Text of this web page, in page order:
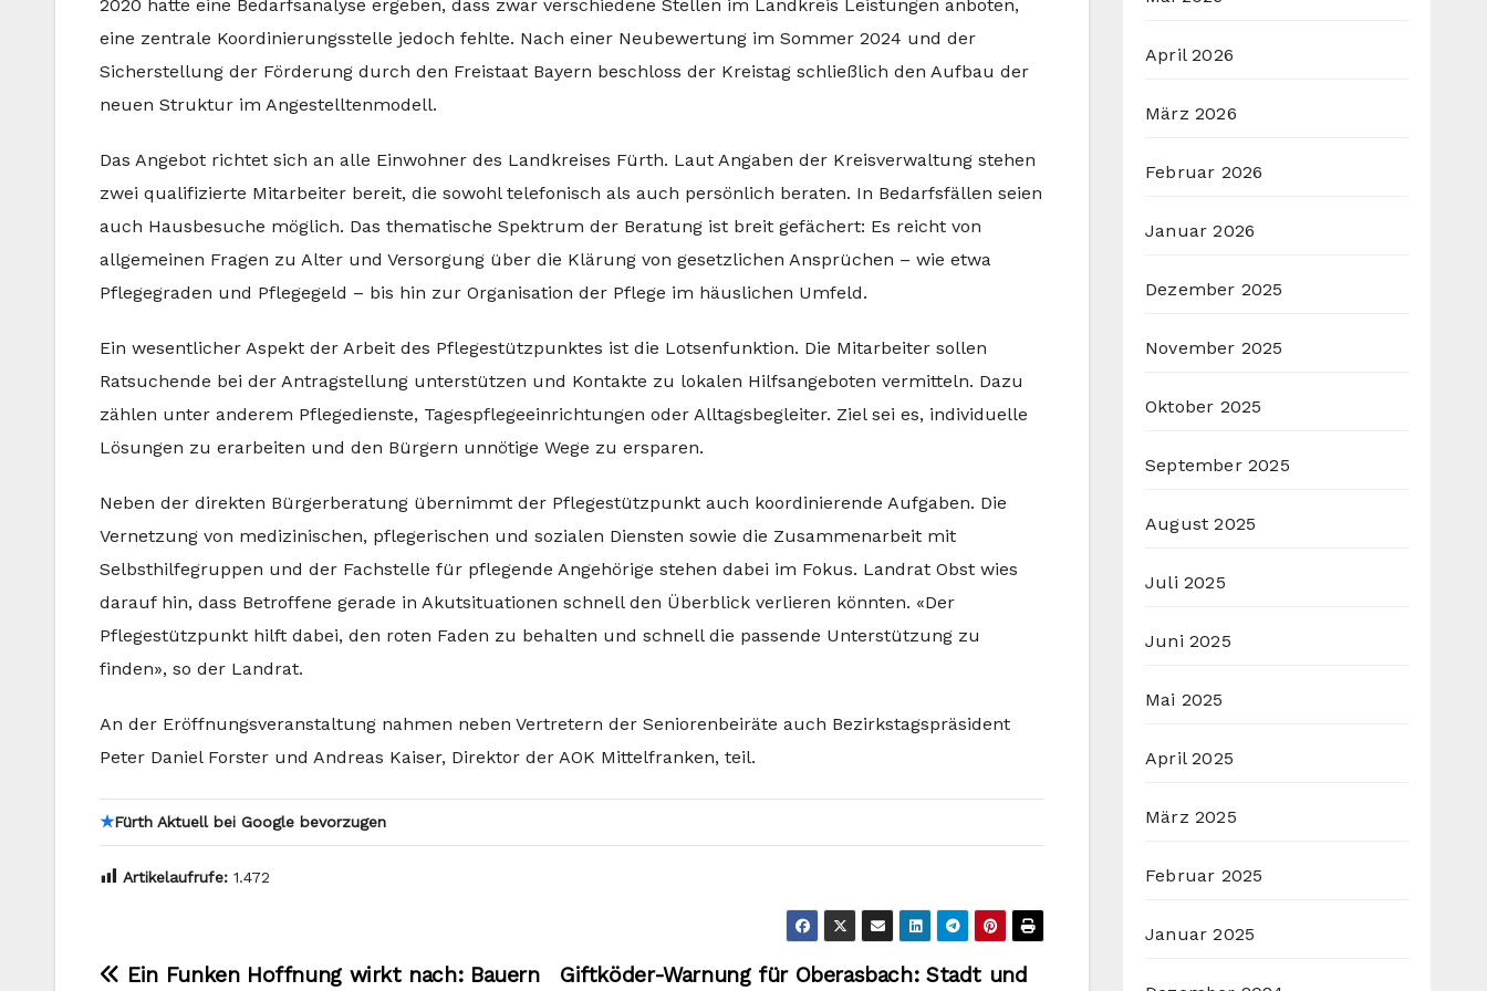
2020 hatte eine Bedarfsanalyse ergeben, dass zwar verschiedene Stellen im Landkreis Leistungen anboten,
eine zentrale Koordinierungsstelle jedoch fehlte. Nach einer Neubewertung im Sommer 2024 und der
Sicherstellung der Förderung durch den Freistaat Bayern beschloss der Kreistag schließlich den Aufbau der
neuen Struktur im Angestelltenmodell.
Das Angebot richtet sich an alle Einwohner des Landkreises Fürth. Laut Angaben der Kreisverwaltung stehen
zwei qualifizierte Mitarbeiter bereit, die sowohl telefonisch als auch persönlich beraten. In Bedarfsfällen seien
auch Hausbesuche möglich. Das thematische Spektrum der Beratung ist breit gefächert: Es reicht von
allgemeinen Fragen zu Alter und Versorgung über die Klärung von gesetzlichen Ansprüchen – wie etwa
Pflegegraden und Pflegegeld – bis hin zur Organisation der Pflege im häuslichen Umfeld.
Ein wesentlicher Aspekt der Arbeit des Pflegestützpunktes ist die Lotsenfunktion. Die Mitarbeiter sollen
Ratsuchende bei der Antragstellung unterstützen und Kontakte zu lokalen Hilfsangeboten vermitteln. Dazu
zählen unter anderem Pflegedienste, Tagespflegeeinrichtungen oder Alltagsbegleiter. Ziel sei es, individuelle
Lösungen zu erarbeiten und den Bürgern unnötige Wege zu ersparen.
Neben der direkten Bürgerberatung übernimmt der Pflegestützpunkt auch koordinierende Aufgaben. Die
Vernetzung von medizinischen, pflegerischen und sozialen Diensten sowie die Zusammenarbeit mit
Selbsthilfegruppen und der Fachstelle für pflegende Angehörige stehen dabei im Fokus. Landrat Obst wies
darauf hin, dass Betroffene gerade in Akutsituationen schnell den Überblick verlieren könnten. «Der
Pflegestützpunkt hilft dabei, den roten Faden zu behalten und schnell die passende Unterstützung zu
finden», so der Landrat.
An der Eröffnungsveranstaltung nahmen neben Vertretern der Seniorenbeiräte auch Bezirkstagspräsident
Peter Daniel Forster und Andreas Kaiser, Direktor der AOK Mittelfranken, teil.
★Fürth Aktuell bei Google bevorzugen
Artikelaufrufe: 1.472
Beitragsnavigation Giftköder-Warnung für Oberasbach: Stadt und
Ein Funken Hoffnung wirkt nach: Bauern
April 2026
März 2026
Februar 2026
Januar 2026
Dezember 2025
November 2025
Oktober 2025
September 2025
August 2025
Juli 2025
Juni 2025
Mai 2025
April 2025
März 2025
Februar 2025
Januar 2025